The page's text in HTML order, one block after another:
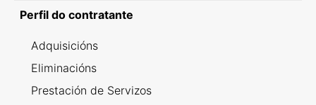
Perfil do contratante
Adquisicións
Eliminacións
Prestación de Servizos